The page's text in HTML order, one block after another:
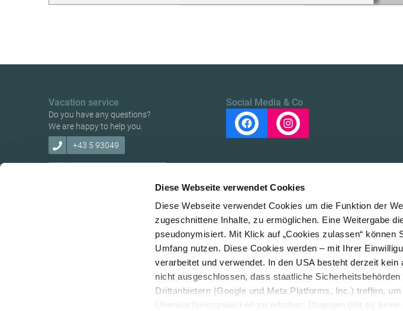
Diese Webseite verwendet Cookies
Diese Webseite verwendet Cookies um die Funktion der
zugeschnittene Inhalte, zu ermöglichen. Eine Weitergabe
pseudonymisiert. Mit Klick auf „Cookies zulassen“ können
Umfang nutzen. Diese Cookies werden – mit Ihrer
verarbeitet und verwendet. In den USA besteht derzeit
nicht ausgeschlossen, dass staatliche
Drittanbietern (Google und Meta Platforms, Inc.) treffen,
Überwachungszwecken zu erhalten. Dagegen gibt es
Vacation service
Do you have any questions?
We are happy to help you.
+43 5 93049
Social Media & Co
Copyright © Verein Ybbstaler Alpen